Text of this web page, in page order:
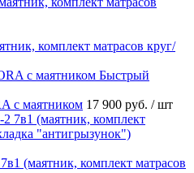
комплект матрасов круг/
Быстрый
c маятником 17 900 руб. / шт
(маятник, комплект матрасов